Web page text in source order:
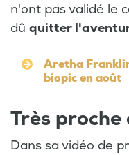
n'ont pas validé le
dû quitter
Aretha
biopic en août
Très
Dans sa vidéo de